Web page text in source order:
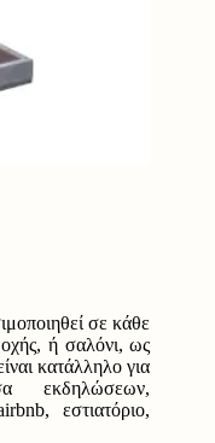
σε κάθε
ή σαλόνι, ως
κατάλληλο για
εκδηλώσεων,
εστιατόριο,